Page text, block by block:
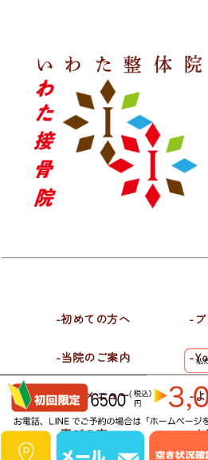
-初めての方へ
-当院のご案内
-施術メニュー
-喜びの声
-
-
-よ
-お